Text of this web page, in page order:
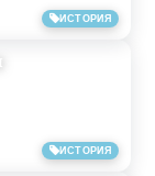
ИСТОРИЯ
ИСТОРИЯ